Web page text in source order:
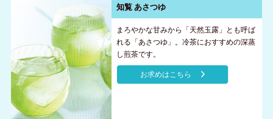
知覧 あさつゆ
まろやかな甘みから「天然玉露」とも呼ば
れる「あさつゆ」。冷茶におすすめの深蒸
し煎茶です。
お求めはこちら